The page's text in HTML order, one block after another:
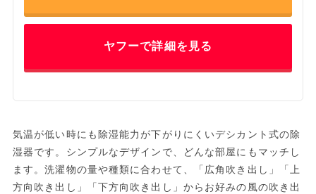
ヤフーで詳細を見る
気温が低い時にも除湿能力が下がりにくいデシカント式の除
湿器です。シンプルなデザインで、どんな部屋にもマッチし
ます。洗濯物の量や種類に合わせて、「広角吹き出し」「上
方向吹き出し」「下方向吹き出し」からお好みの風の吹き出